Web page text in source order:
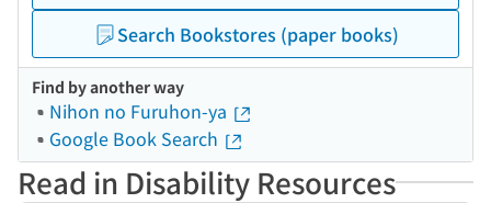
Search Bookstores (paper books)
Find by another way
Nihon no Furuhon-ya
Google Book Search
Read in Disability Resources